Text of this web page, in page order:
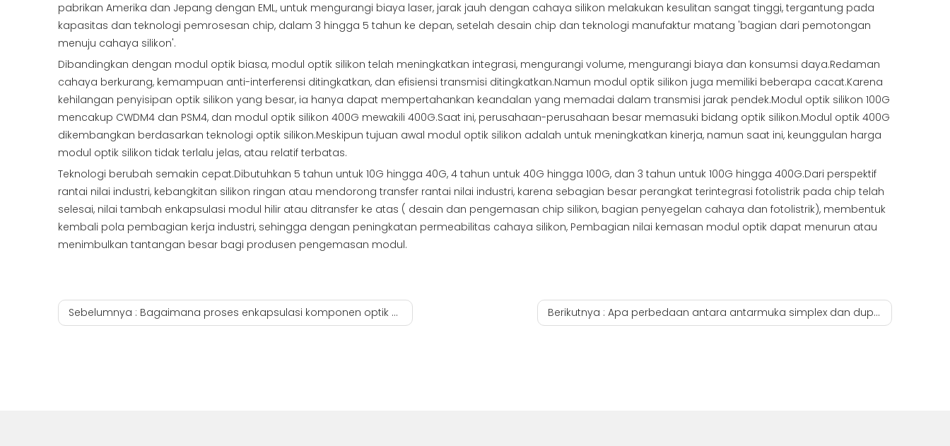
pabrikan Amerika dan Jepang dengan EML, untuk mengurangi biaya laser, jarak jauh dengan cahaya silikon melakukan kesulitan sangat tinggi, tergantung pada
kapasitas dan teknologi pemrosesan chip, dalam 3 hingga 5 tahun ke depan, setelah desain chip dan teknologi manufaktur matang 'bagian dari pemotongan
menuju cahaya silikon'.
Dibandingkan dengan modul optik biasa, modul optik silikon telah meningkatkan integrasi, mengurangi volume, mengurangi biaya dan konsumsi daya.Redaman
cahaya berkurang, kemampuan anti-interferensi ditingkatkan, dan efisiensi transmisi ditingkatkan.Namun modul optik silikon juga memiliki beberapa cacat.Karena
kehilangan penyisipan optik silikon yang besar, ia hanya dapat mempertahankan keandalan yang memadai dalam transmisi jarak pendek.Modul optik silikon 100G
mencakup CWDM4 dan PSM4, dan modul optik silikon 400G mewakili 400G.Saat ini, perusahaan-perusahaan besar memasuki bidang optik silikon.Modul optik 400G
dikembangkan berdasarkan teknologi optik silikon.Meskipun tujuan awal modul optik silikon adalah untuk meningkatkan kinerja, namun saat ini, keunggulan harga
modul optik silikon tidak terlalu jelas, atau relatif terbatas.
Teknologi berubah semakin cepat.Dibutuhkan 5 tahun untuk 10G hingga 40G, 4 tahun untuk 40G hingga 100G, dan 3 tahun untuk 100G hingga 400G.Dari perspektif
rantai nilai industri, kebangkitan silikon ringan atau mendorong transfer rantai nilai industri, karena sebagian besar perangkat terintegrasi fotolistrik pada chip telah
selesai, nilai tambah enkapsulasi modul hilir atau ditransfer ke atas ( desain dan pengemasan chip silikon, bagian penyegelan cahaya dan fotolistrik), membentuk
kembali pola pembagian kerja industri, sehingga dengan peningkatan permeabilitas cahaya silikon, Pembagian nilai kemasan modul optik dapat menurun atau
menimbulkan tantangan besar bagi produsen pengemasan modul.
Sebelumnya : Bagaimana proses enkapsulasi komponen optik dalam modul optik? Berikutnya : Apa perbedaan antara antarmuka simplex dan duplex jumper serat optik?